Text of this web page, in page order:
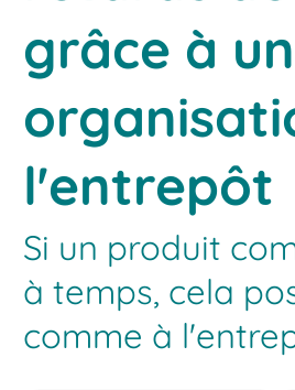
grâce à
l'entrepôt
Si un produit
à temps, cela
comme à